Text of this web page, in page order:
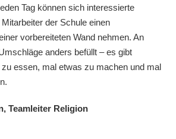
Tag können sich interessierte
der Schule einen
vorbereiteten Wand nehmen. An
anders befüllt – es gibt
essen, mal etwas zu machen und mal
Teamleiter Religion